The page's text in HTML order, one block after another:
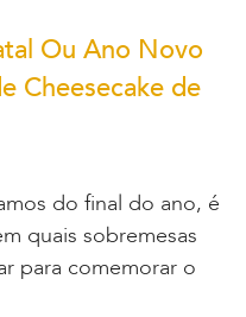
Ou Ano Novo
Cheesecake de
do final do ano, é
quais sobremesas
para comemorar o